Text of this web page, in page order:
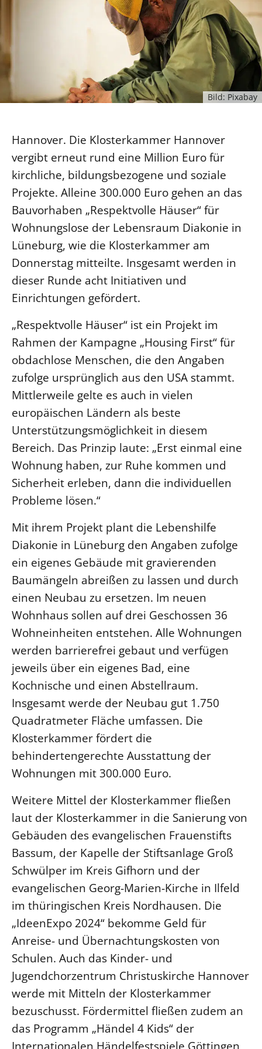
Bild: Pixabay
Hannover. Die Klosterkammer Hannover
vergibt erneut rund eine Million Euro für
kirchliche, bildungsbezogene und soziale
Projekte. Alleine 300.000 Euro gehen an das
Bauvorhaben „Respektvolle Häuser“ für
Wohnungslose der Lebensraum Diakonie in
Lüneburg, wie die Klosterkammer am
Donnerstag mitteilte. Insgesamt werden in
dieser Runde acht Initiativen und
Einrichtungen gefördert.
„Respektvolle Häuser“ ist ein Projekt im
Rahmen der Kampagne „Housing First“ für
obdachlose Menschen, die den Angaben
zufolge ursprünglich aus den USA stammt.
Mittlerweile gelte es auch in vielen
europäischen Ländern als beste
Unterstützungsmöglichkeit in diesem
Bereich. Das Prinzip laute: „Erst einmal eine
Wohnung haben, zur Ruhe kommen und
Sicherheit erleben, dann die individuellen
Probleme lösen.“
Mit ihrem Projekt plant die Lebenshilfe
Diakonie in Lüneburg den Angaben zufolge
ein eigenes Gebäude mit gravierenden
Baumängeln abreißen zu lassen und durch
einen Neubau zu ersetzen. Im neuen
Wohnhaus sollen auf drei Geschossen 36
Wohneinheiten entstehen. Alle Wohnungen
werden barrierefrei gebaut und verfügen
jeweils über ein eigenes Bad, eine
Kochnische und einen Abstellraum.
Insgesamt werde der Neubau gut 1.750
Quadratmeter Fläche umfassen. Die
Klosterkammer fördert die
behindertengerechte Ausstattung der
Wohnungen mit 300.000 Euro.
Weitere Mittel der Klosterkammer fließen
laut der Klosterkammer in die Sanierung von
Gebäuden des evangelischen Frauenstifts
Bassum, der Kapelle der Stiftsanlage Groß
Schwülper im Kreis Gifhorn und der
evangelischen Georg-Marien-Kirche in Ilfeld
im thüringischen Kreis Nordhausen. Die
„IdeenExpo 2024“ bekomme Geld für
Anreise- und Übernachtungskosten von
Schulen. Auch das Kinder- und
Jugendchorzentrum Christuskirche Hannover
werde mit Mitteln der Klosterkammer
bezuschusst. Fördermittel fließen zudem an
das Programm „Händel 4 Kids“ der
Internationalen Händelfestspiele Göttingen
Kirche und Finanzen
LANDESKIRCHENAMT
Willkommen
Kollegium
Rechnungsprüfungsamt
Fachstelle Sexualisierte Gewalt
Beschwerdestellen
Kirchenämter
Gleichstellung
Datenschutz
Geschäftsstelle Landessynode
LANDESSYNODE
27. Landessynode
Kontakt
Hintergrund
MITARBEIT
Ehrenamt
Beruf
Freie Stellen
BIBLIOTHEK & ARCHIV
SERVICE
Älterwerden im Pfarrberuf
Beteiligungsverfahren
Beschwerdestellen
Ephoralbüro
Finanzplanung
Fundraising
IT-Service
Corporate Design
Interventionsplan
Jahresgespräche
Kantine Speiseplan
Kirchliches Amtsblatt
Klimaschutzgesetz
Kunstreferat
Öffentlichkeitsarbeit
Personalausschuss
Projektmanagement
Recht
Terminstundenplaner
Evangelische Kirche
Positionen
Ökumene
Erneuerbare Energien
Mobilität
Gebäude
Barrierefreiheit
Freie Stellen
Suche